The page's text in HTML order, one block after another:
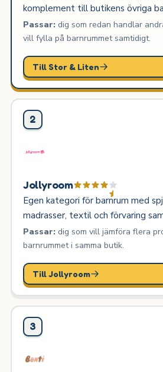
komplement till butikens övriga
Passar:dig som redan handlar
vill fylla på barnrummet samtidigt.
Till Stor & Liten
2
Jollyroom
Egen kategori för barnrum med
madrasser, textil och förvaring
Passar:dig som vill jämföra flera
barnrummet i samma butik.
Till Jollyroom
3